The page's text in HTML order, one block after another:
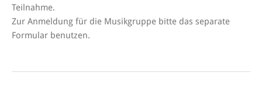
Teilnahme.
Zur Anmeldung für die Musikgruppe bitte das separate
Formular benutzen.